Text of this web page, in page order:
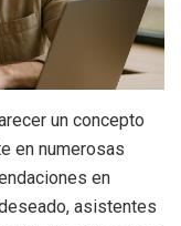
un concepto
en numerosas
en
asistentes